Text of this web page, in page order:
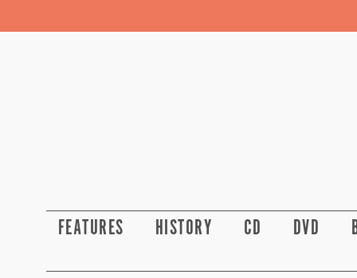
FEATURES HISTORY CD DVD